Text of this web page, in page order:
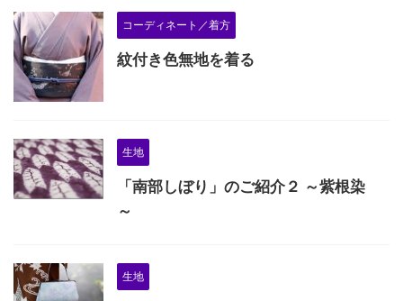
コーディネート／着方
紋付き色無地を着る
生地
「南部しぼり」のご紹介２ ～紫根染
～
生地